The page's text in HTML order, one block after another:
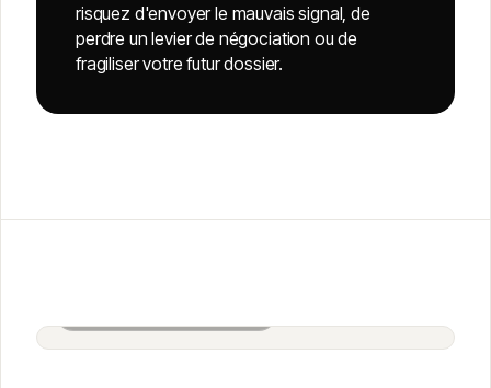
risquez d'envoyer le mauvais signal, de
perdre un levier de négociation ou de
fragiliser votre futur dossier.